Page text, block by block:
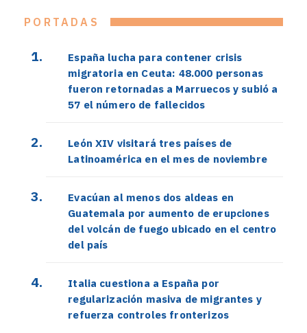
PORTADAS
España lucha para contener crisis
migratoria en Ceuta: 48.000 personas
fueron retornadas a Marruecos y subió a
57 el número de fallecidos
León XIV visitará tres países de
Latinoamérica en el mes de noviembre
Evacúan al menos dos aldeas en
Guatemala por aumento de erupciones
del volcán de fuego ubicado en el centro
del país
Italia cuestiona a España por
regularización masiva de migrantes y
refuerza controles fronterizos